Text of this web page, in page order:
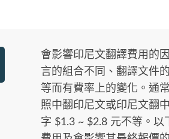
會影響印尼文翻譯費用的
言的組合不同、翻譯文件
等而有費率上的變化。通
照中翻印尼文或印尼文翻
字 $1.3 ~ $2.8 元不等。